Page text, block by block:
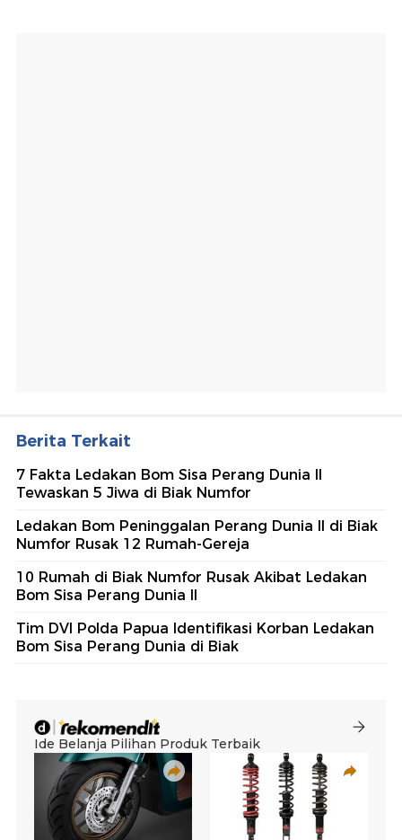
Berita Terkait
7 Fakta Ledakan Bom Sisa Perang Dunia II
Tewaskan 5 Jiwa di Biak Numfor
Ledakan Bom Peninggalan Perang Dunia II di Biak
Numfor Rusak 12 Rumah-Gereja
10 Rumah di Biak Numfor Rusak Akibat Ledakan
Bom Sisa Perang Dunia II
Tim DVI Polda Papua Identifikasi Korban Ledakan
Bom Sisa Perang Dunia di Biak